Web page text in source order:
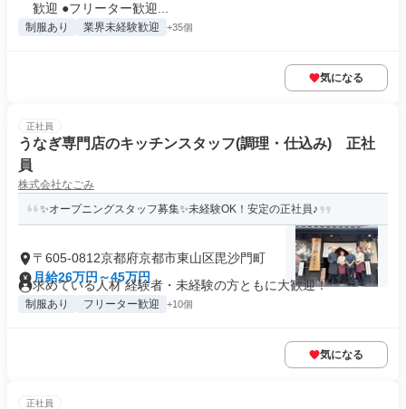
歓迎 ●フリーター歓迎...
制服あり 業界未経験歓迎 +35個
気になる
正社員
うなぎ専門店のキッチンスタッフ(調理・仕込み) 正社
員
株式会社なごみ
✨オープニングスタッフ募集✨未経験OK！安定の正社員♪
〒605-0812京都府京都市東山区毘沙門町
月給26万円～45万円
求めている人材 経験者・未経験の方ともに大歓迎！
制服あり フリーター歓迎 +10個
気になる
正社員